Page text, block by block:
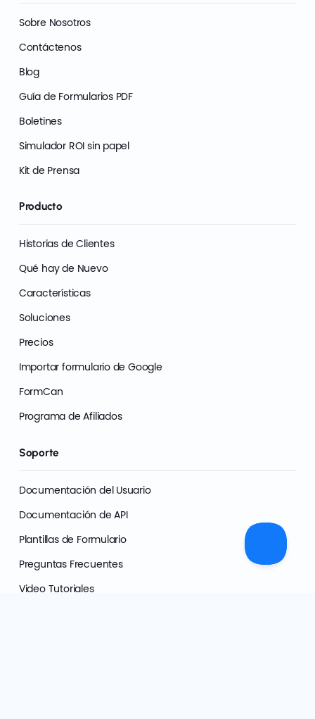
Sobre Nosotros
Contáctenos
Blog
Guía de Formularios PDF
Boletines
Simulador ROI sin papel
Kit de Prensa
Producto
Historias de Clientes
Qué hay de Nuevo
Características
Soluciones
Precios
Importar formulario de Google
FormCan
Programa de Afiliados
Soporte
Documentación del Usuario
Documentación de API
Plantillas de Formulario
Preguntas Frecuentes
Video Tutoriales